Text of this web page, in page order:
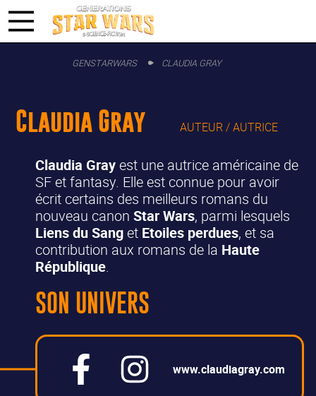
GENSTARWARS CLAUDIA GRAY
Claudia Gray AUTEUR / AUTRICE
Claudia Grayest une autrice américaine de
SF et fantasy. Elle est connue pour avoir
écrit certains des meilleurs romans du
nouveau canonStar Wars, parmi lesquels
Liens du Sanget Etoiles perdues, et sa
contribution aux romans de la Haute
République.
SON UNIVERS
www.claudiagray.com